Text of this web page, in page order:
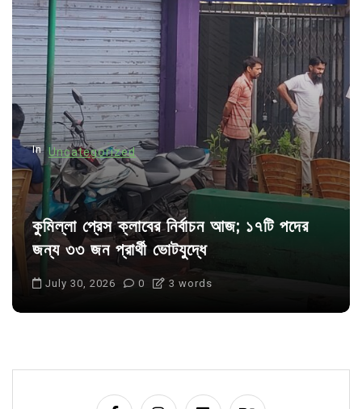
g
a
t
i
o
n
In Uncategorized
কুমিল্লা প্রেস ক্লাবের নির্বাচন আজ; ১৭টি পদের
জন্য ৩৩ জন প্রার্থী ভোটযুদ্ধে
July 30, 2026 0 3 words